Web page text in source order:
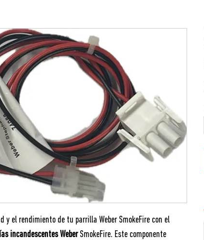
y el rendimiento de tu parrilla Weber SmokeFire con el
incandescentes WeberSmokeFire. Este componente